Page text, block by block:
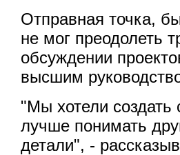
Отправная точка,
не мог преодолеть
обсуждении
высшим
"Мы хотели
лучше понимать
детали", -